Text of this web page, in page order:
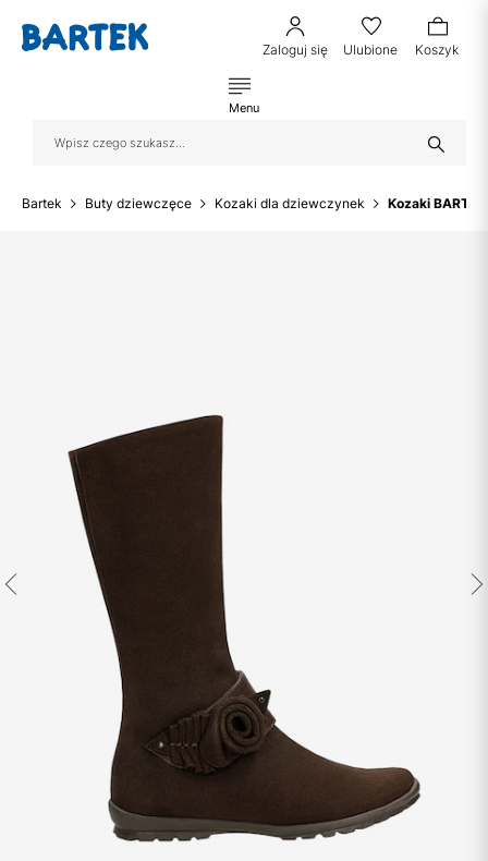
Zaloguj się Ulubione Koszyk
Menu
Bartek Buty dziewczęce Kozaki dla dziewczynek Kozaki